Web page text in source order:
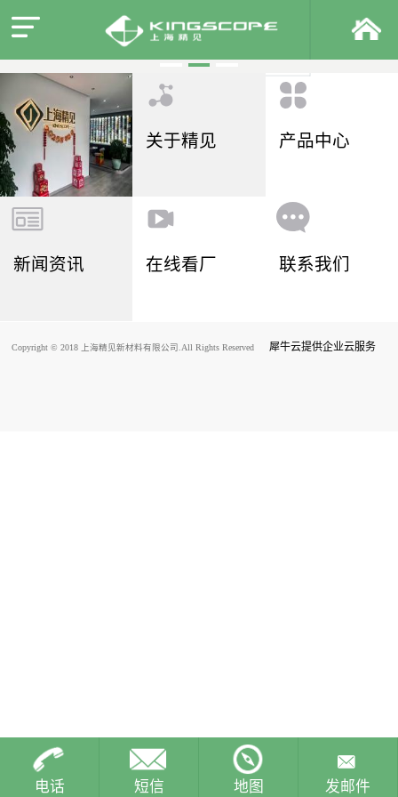
关于精见 产品中心
新闻资讯 在线看厂 联系我们
Copyright © 2018 上海精见新材料有限公司.All Rights Reserved 犀牛云提供企业云服务
电话 短信 地图 发邮件